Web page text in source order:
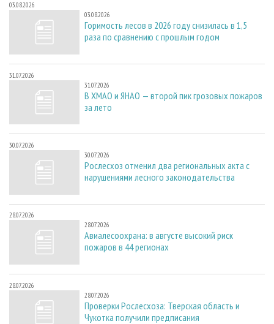
03.08.2026
03.08.2026
Горимость лесов в 2026 году снизилась в 1,5
раза по сравнению с прошлым годом
31.07.2026
31.07.2026
В ХМАО и ЯНАО — второй пик грозовых пожаров
за лето
30.07.2026
30.07.2026
Рослесхоз отменил два региональных акта с
нарушениями лесного законодательства
28.07.2026
28.07.2026
Авиалесоохрана: в августе высокий риск
пожаров в 44 регионах
28.07.2026
28.07.2026
Проверки Рослесхоза: Тверская область и
Чукотка получили предписания